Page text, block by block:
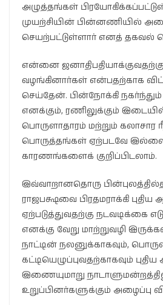
அழுத்தங்கள்
முயற்சியின் பின்னணியில்
செயற்பட்டுள்ளார் எனத் தகவல்
என்னை
வழங்கினார்கள் என்பதற்காக
செய்தேன். பின்நோக்கி
எனக்கும், ரணிலுக்கும்
பொருளாதாரம் மற்றும் கலாசார
பொருத்தங்கள் ஏற்படவே இல்லை.
காரணங்களைக் குறிப்பிடலாம்.
இவ்வாறானதொரு
ராஜபக்ஷவை பிரதமராக்கி
ஏற்படுத்துவதற்கு நடவடிக்கை
எனக்கு வேறு மாற்றுவழி
நாட்டின் நலனுக்காகவும்,
கட்டியெழுப்புவதற்காகவும் புதிய
இணையுமாறு
உறுப்பினர்களுக்கும் அழைப்பு